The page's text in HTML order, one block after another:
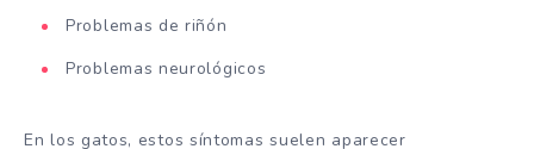
Problemas de riñón
Problemas neurológicos
En los gatos, estos síntomas suelen aparecer